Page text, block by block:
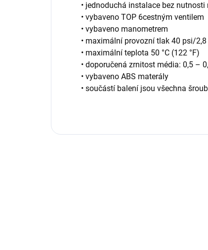
• jednoduchá instalace bez nutnosti
• vybaveno TOP 6cestným ventilem
• vybaveno manometrem
• maximální provozní tlak 40 psi/
• maximální teplota 50 °C (122 °F)
• doporučená zrnitost média: 0,5 –
• vybaveno ABS materály
• součástí balení jsou všechna